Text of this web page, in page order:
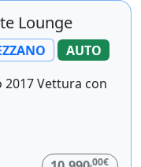
Lounge
AUTO
2017 Vettura con
,00€